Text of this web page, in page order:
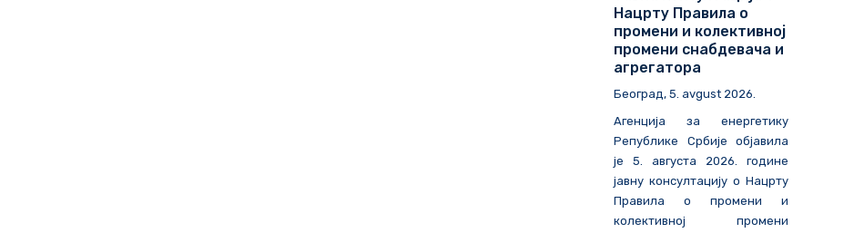
Нацрту Правила о
промени и колективној
промени снабдевача и
агрегатора
Београд, 5. avgust 2026.
Агенција за енергетику
Републике Србије објавила
је 5. августа 2026. године
јавну консултацију о Нацрту
Правила о промени и
колективној промени